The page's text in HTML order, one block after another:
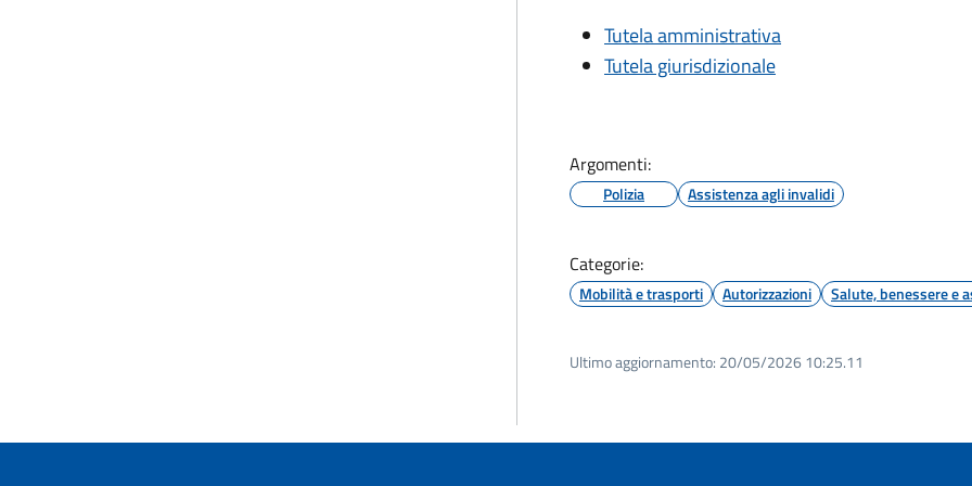
Tutela amministrativa
Tutela giurisdizionale
Argomenti:
Polizia Assistenza agli invalidi
Categorie:
Mobilità e trasporti Autorizzazioni Salute, benessere e
Ultimo aggiornamento: 20/05/2026 10:25.11